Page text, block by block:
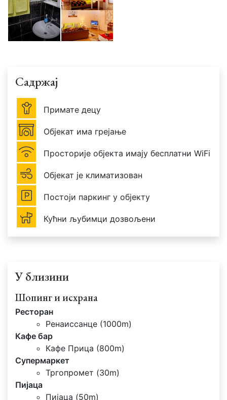
Садржај
Примате децу
Објекат има грејање
Просторије објекта имају бесплатни WiFi
Објекат је климатизован
Постоји паркинг у објекту
Кућни љубимци дозвољени
У близини
Шопинг и исхрана
Ресторан
Ренаиссанце (1000m)
Кафе бар
Кафе Прица (800m)
Супермаркет
Тргопромет (30m)
Пијаца
Пијаца (50m)